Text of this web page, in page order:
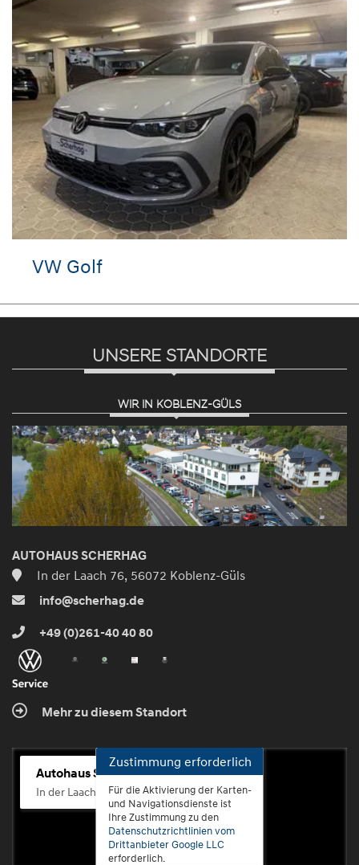
VW Golf
UNSERE STANDORTE
WIR IN KOBLENZ-GÜLS
AUTOHAUS SCHERHAG
In der Laach 76, 56072 Koblenz-Güls
info@scherhag.de
+49 (0)261-40 40 80
Mehr zu diesem Standort
Autohaus Scherhag
In der Laach 76, 56072 Koblenz-Güls
Zustimmung erforderlich
Für die Aktivierung der Karten-
und Navigationsdienste ist
Ihre Zustimmung zu den
Datenschutzrichtlinien vom
Drittanbieter Google LLC
erforderlich.